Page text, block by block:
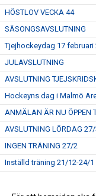
HÖSTLOV VECKA 44
SÄSONGSAVSLUTNING
Tjejhockeydag 17 februari
JULAVSLUTNING
AVSLUTNING
Hockeyns dag i Malmö
ANMÄLAN ÄR NU ÖPPEN
AVSLUTNING LÖRDAG
INGEN TRÄNING 27/2
Inställd träning 21/12-24/1